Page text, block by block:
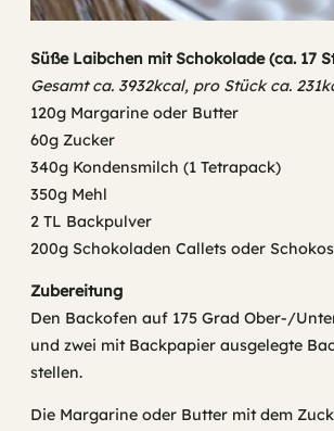
Süße Laibchen mit Schokolade (ca. 17
Gesamt ca. 3932kcal, pro Stück ca.
120g Margarine oder Butter
60g Zucker
340g Kondensmilch (1 Tetrapack)
350g Mehl
2 TL Backpulver
200g Schokoladen Callets oder
Zubereitung
Den Backofen auf 175 Grad Ober-/
und zwei mit Backpapier ausgelegte
stellen.
Die Margarine oder Butter mit dem